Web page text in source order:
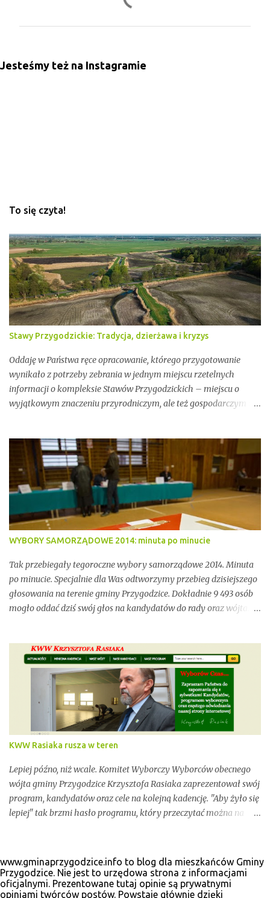
t
Jesteśmy też na Instagramie
To się czyta!
Stawy Przygodzickie: Tradycja, dzierżawa i kryzys
Oddaję w Państwa ręce opracowanie, którego przygotowanie
wynikało z potrzeby zebrania w jednym miejscu rzetelnych
informacji o kompleksie Stawów Przygodzickich – miejscu o
wyjątkowym znaczeniu przyrodniczym, ale też gospodarczym i
elementem ekosystemu Doliny Baryczy. W ostatnich latach stały
się jednak również przedmiotem konfliktów, napięć i realnych
zagrożeń związanych z brakiem ciągłości dzierżawy oraz
niewystarczającym wsparciem instytucjonalnym.
WYBORY SAMORZĄDOWE 2014: minuta po minucie
Tak przebiegały tegoroczne wybory samorządowe 2014. Minuta
po minucie. Specjalnie dla Was odtworzymy przebieg dzisiejszego
głosowania na terenie gminy Przygodzice. Dokładnie 9 493 osób
mogło oddać dziś swój głos na kandydatów do rady oraz wójta.
uważać. Incydentów podczas głosowania nie brakowało.
Wszystko zawarte zostanie w poniższym kalendarium.
Zaczynamy! Wystarczy, że odświeżysz stronę, a kolejne newsy
pojawią się w tym poście. Pozostańmy w stałym kontakcie.
KWW Rasiaka rusza w teren
Lepiej późno, niż wcale. Komitet Wyborczy Wyborców obecnego
wójta gminy Przygodzice Krzysztofa Rasiaka zaprezentował swój
program, kandydatów oraz cele na kolejną kadencję. "Aby żyło się
lepiej" tak brzmi hasło programu, który przeczytać można na
mijającej kadencji 2010-2014, wcześniej był członkiem zarządu
powiatu ostrowskiego i wicestarostą. Wśród kandydatów na
radnych gminnych zobaczyć wiele dobrze znanych postaci, ale
www.gminaprzygodzice.info to blog dla mieszkańców Gminy
Przygodzice. Nie jest to urzędowa strona z informacjami
oficjalnymi. Prezentowane tutaj opinie są prywatnymi
opiniami twórców postów. Powstaje głównie dzięki